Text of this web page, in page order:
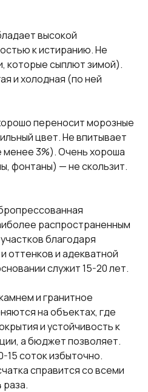
высокой
к истиранию. Не
которые сыплют зимой).
и холодная (по ней
переносит морозные
цвет. Не впитывает
3%). Очень хороша
фонтаны) — не скользит.
распространенным
благодаря
оттенков и адекватной
служит 15-20 лет.
и гранитное
на объектах, где
и устойчивость к
а бюджет позволяет.
15 соток избыточно.
справится со всеми